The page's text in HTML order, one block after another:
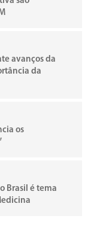
avanços da
da
os
Brasil é tema